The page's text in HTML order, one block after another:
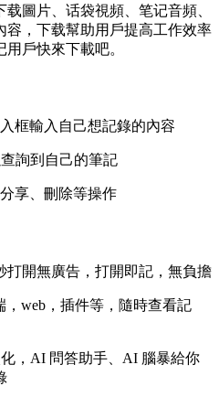
载圖片、话袋視頻、笔记音頻、
容，下载幫助用戶提高工作效率
戶快來下載吧。
框輸入自己想記錄的內容
詢到自己的筆記
享、刪除等操作
打開無廣告，打開即記，無負擔
，web，插件等，隨時查看記
，AI 問答助手、AI 腦暴給你